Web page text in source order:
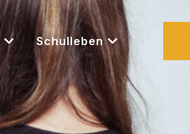
Schulleben